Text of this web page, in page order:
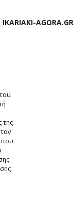
IKARIAKI-AGORA.GR
της
που